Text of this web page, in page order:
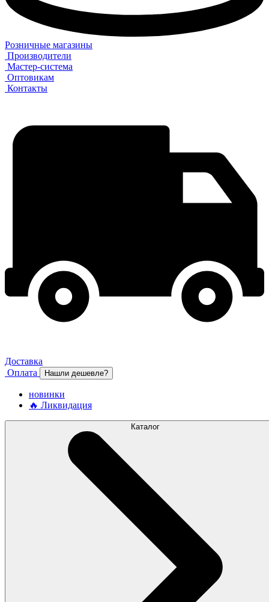
Розничные магазины
Производители
Мастер-система
Оптовикам
Контакты
Доставка
Оплата
Нашли дешевле?
новинки
🔥 Ликвидация
Каталог